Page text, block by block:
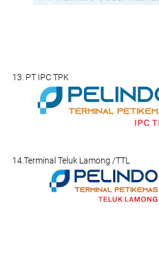
13. PT IPC TPK
14.Terminal Teluk Lamong /TTL